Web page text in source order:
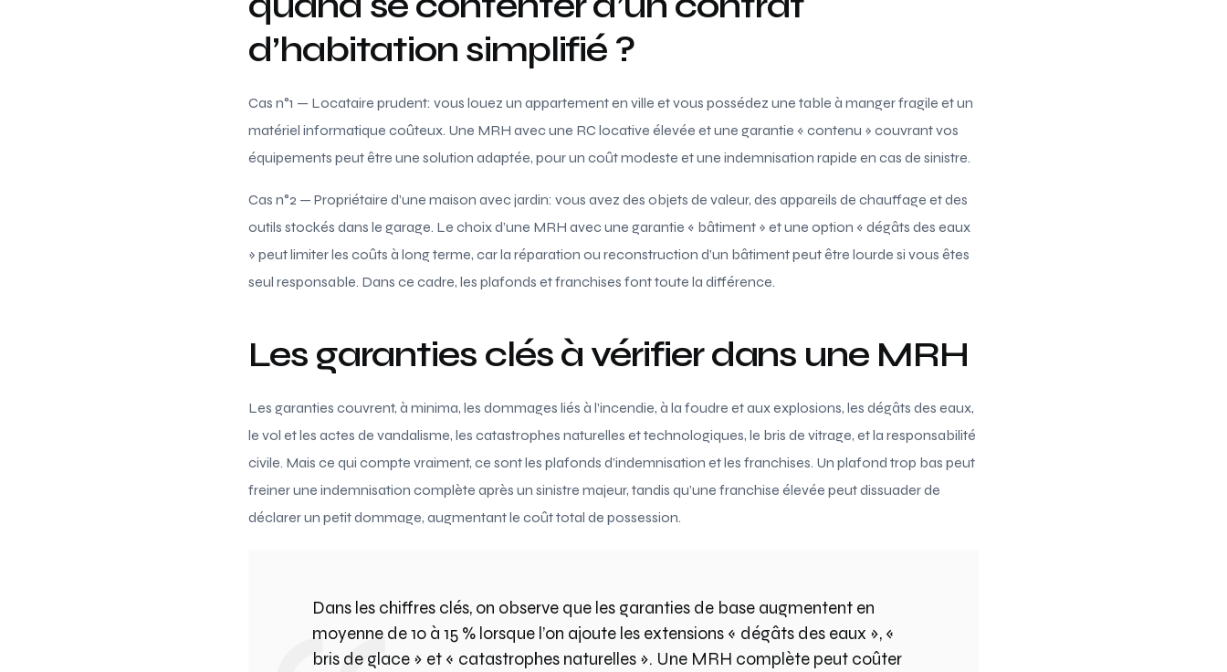
d’habitation simplifié ?
Cas n°1 — Locataire prudent: vous louez un appartement en ville et vous possédez une table à manger fragile et un
matériel informatique coûteux. Une MRH avec une RC locative élevée et une garantie « contenu » couvrant vos
équipements peut être une solution adaptée, pour un coût modeste et une indemnisation rapide en cas de sinistre.
Cas n°2 — Propriétaire d’une maison avec jardin: vous avez des objets de valeur, des appareils de chauffage et des
outils stockés dans le garage. Le choix d’une MRH avec une garantie « bâtiment » et une option « dégâts des eaux
» peut limiter les coûts à long terme, car la réparation ou reconstruction d’un bâtiment peut être lourde si vous êtes
seul responsable. Dans ce cadre, les plafonds et franchises font toute la différence.
Les garanties clés à vérifier dans une MRH
Les garanties couvrent, à minima, les dommages liés à l’incendie, à la foudre et aux explosions, les dégâts des eaux,
le vol et les actes de vandalisme, les catastrophes naturelles et technologiques, le bris de vitrage, et la responsabilité
civile. Mais ce qui compte vraiment, ce sont les plafonds d’indemnisation et les franchises. Un plafond trop bas peut
freiner une indemnisation complète après un sinistre majeur, tandis qu’une franchise élevée peut dissuader de
déclarer un petit dommage, augmentant le coût total de possession.
Dans les chiffres clés, on observe que les garanties de base augmentent en
moyenne de 10 à 15 % lorsque l’on ajoute les extensions « dégâts des eaux », «
bris de glace » et « catastrophes naturelles ». Une MRH complète peut coûter